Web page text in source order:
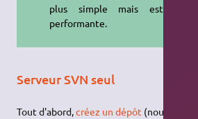
plus simple mais est moins
performante.
Serveur SVN seul
Tout d'abord,créez un dépôt (nous